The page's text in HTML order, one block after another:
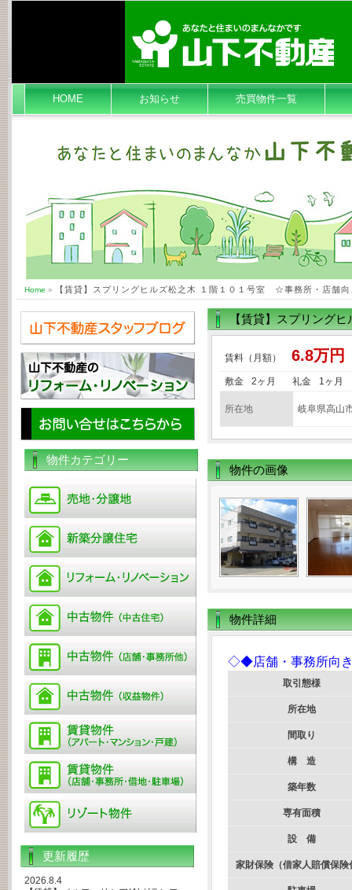
HOME お知らせ 売買物件一覧
Home » 【賃貸】スプリングヒルズ松之木 １階１０１号室 ☆事務所・店舗
【賃貸】スプリング
賃料（月額） 6.8万円
敷金 2ヶ月 礼金 1ヶ月
所在地 岐阜県高山
物件の画像
物件詳細
◇◆店舗・事務所向
取引態様
所在地
間取り
構 造
築年数
専有面積
設 備
家財保険（借家人賠償保険
物件カテゴリー
更新履歴
2026.8.4